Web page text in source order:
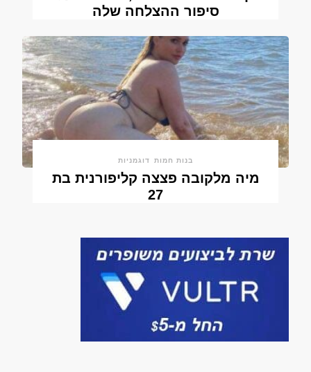
סיפור ההצלחה שלה
בנות חמות דוגמניות
מיה מלקובה פצצה קליפורנית בת
27